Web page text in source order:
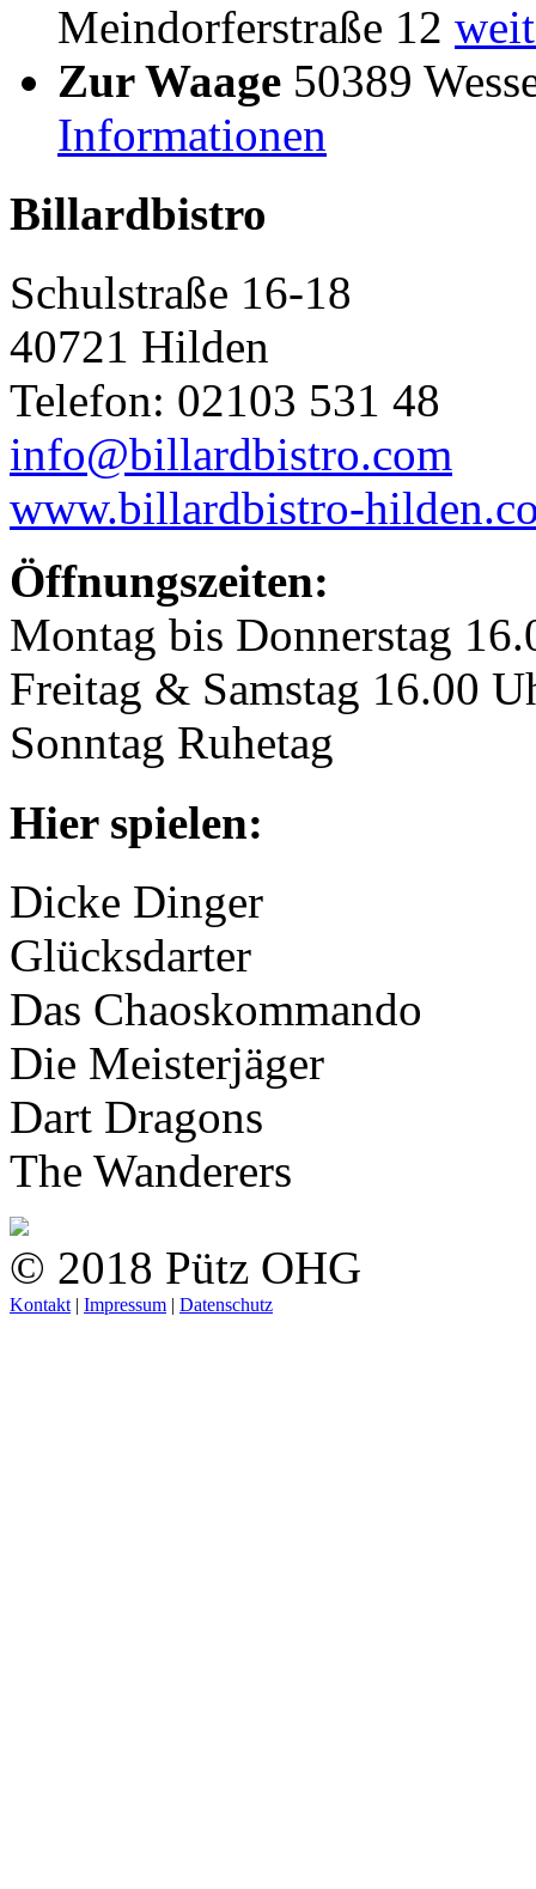
Meindorferstraße 12
Zur Waage 50389
Informationen
Billardbistro
Schulstraße 16-18
40721 Hilden
Telefon: 02103 531 48
info@billardbistro.com
www.billardbistro-
Öffnungszeiten:
Montag bis Donnerstag
Freitag & Samstag 16.00
Sonntag Ruhetag
Hier spielen:
Dicke Dinger
Glücksdarter
Das Chaoskommando
Die Meisterjäger
Dart Dragons
The Wanderers
© 2018 Pütz OHG
Kontakt | Impressum | Datenschutz